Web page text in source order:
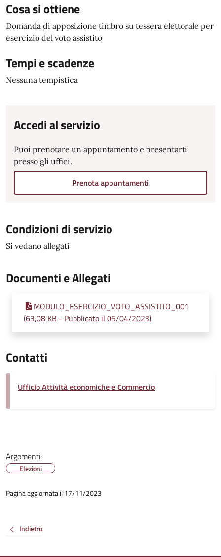
Cosa si ottiene
Domanda di apposizione timbro su tessera elettorale per
esercizio del voto assistito
Tempi e scadenze
Nessuna tempistica
Accedi al servizio
Puoi prenotare un appuntamento e presentarti
presso gli uffici.
Prenota appuntamenti
Condizioni di servizio
Si vedano allegati
Documenti e Allegati
MODULO_ESERCIZIO_VOTO_ASSISTITO_001
(63,08 KB - Pubblicato il 05/04/2023)
Contatti
Ufficio Attività economiche e Commercio
Argomenti:
Elezioni
Pagina aggiornata il 17/11/2023
Indietro